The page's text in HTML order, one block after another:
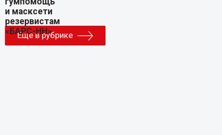
Еще в рубрике